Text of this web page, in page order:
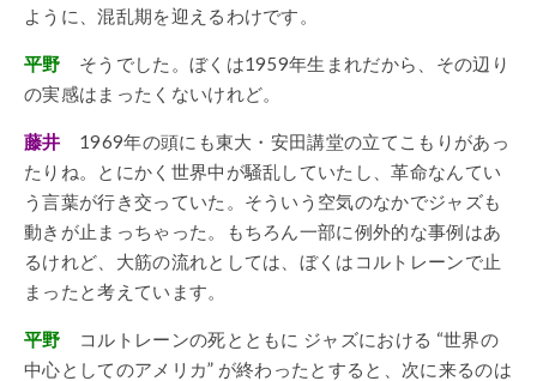
ように、混乱期を迎えるわけです。
平野 そうでした。ぼくは1959年生まれだから、その辺り
の実感はまったくないけれど。
藤井 1969年の頭にも東大・安田講堂の立てこもりがあっ
たりね。とにかく世界中が騒乱していたし、革命なんてい
う言葉が行き交っていた。そういう空気のなかでジャズも
動きが止まっちゃった。もちろん一部に例外的な事例はあ
るけれど、大筋の流れとしては、ぼくはコルトレーンで止
まったと考えています。
平野 コルトレーンの死とともに ジャズにおける “世界の
中心としてのアメリカ” が終わったとすると、次に来るのは